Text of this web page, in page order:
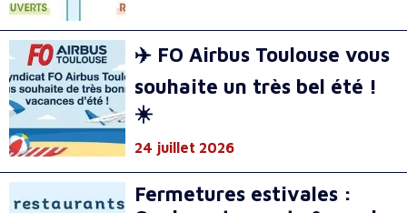
✈️ FO Airbus Toulouse vous
souhaite un très bel été !
☀️
24 juillet 2026
Fermetures estivales :